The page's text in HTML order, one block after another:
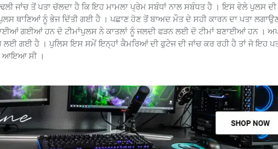
ਜਾਂਚ ਤੋਂ ਪਤਾ ਚੱਲਦਾ ਹੈ ਕਿ ਇਹ ਮਾਮਲਾ ਪ੍ਰੇਮ ਸਬੰਧਾਂ ਨਾਲ ਸਬੰਧਤ ਹੈ । ਇਸ ਵੇਲੇ ਪੁਲਸ
ਥਾਣਿਆਂ ਨੂੰ ਭੇਜ ਦਿੱਤੀ ਗਈ ਹੈ । ਪਛਾਣ ਹੋਣ ਤੋਂ ਬਾਅਦ ਮੌਤ ਦੇ ਸਹੀ ਕਾਰਨ ਦਾ ਪਤਾ
ਗਈਆਂ ਹਨ ਦੋ ਟੀਮਾਂਪੁਲਸ ਨੇ ਕਾਤਲਾਂ ਨੂੰ ਜਲਦੀ ਫੜਨ ਲਈ ਦੋ ਟੀਮਾਂ ਬਣਾਈਆਂ ਹਨ ।
ਲਈ ਗਈ ਹੈ । ਪੁਲਿਸ ਇਸ ਸਮੇਂ ਇਨ੍ਹਾਂ ਕੈਮਰਿਆਂ ਦੀ ਫੁਟੇਜ ਦੀ ਜਾਂਚ ਕਰ ਰਹੀ ਹੈ ਤਾਂ ਜੋ ਇਹ
ਆਇਆ ਸੀ ।